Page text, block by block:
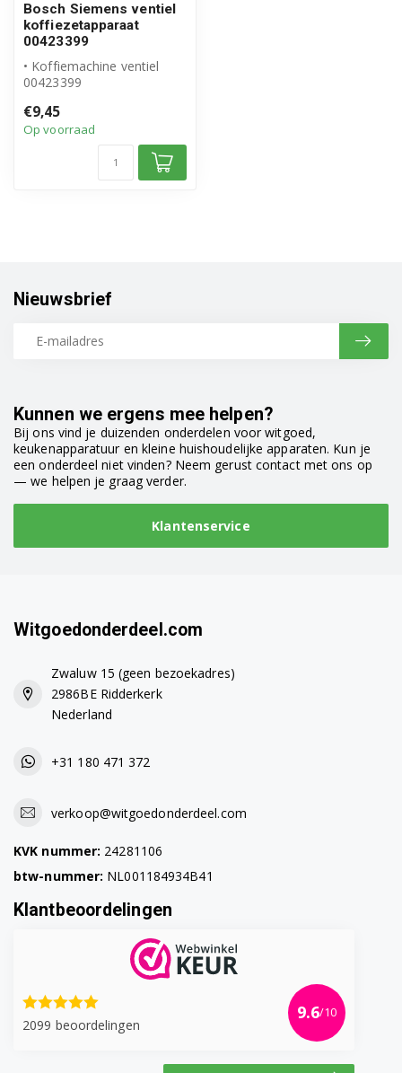
Bosch Siemens ventiel
koffiezetapparaat
00423399
• Koffiemachine ventiel
00423399
product
• Inhoud ve...
€9,45
Op voorraad
Kunnen we ergens mee helpen?
Bij ons vind je duizenden onderdelen voor witgoed,
keukenapparatuur en kleine huishoudelijke apparaten. Kun je
een onderdeel niet vinden? Neem gerust contact met ons op
— we helpen je graag verder.
Klantenservice
Nieuwsbrief
Witgoedonderdeel.com
Zwaluw 15 (geen bezoekadres)
2986BE Ridderkerk
Nederland
+31 180 471 372
verkoop@witgoedonderdeel.com
KVK nummer: 24281106
btw-nummer: NL001184934B41
Klantbeoordelingen
2099 beoordelingen
9.6/10